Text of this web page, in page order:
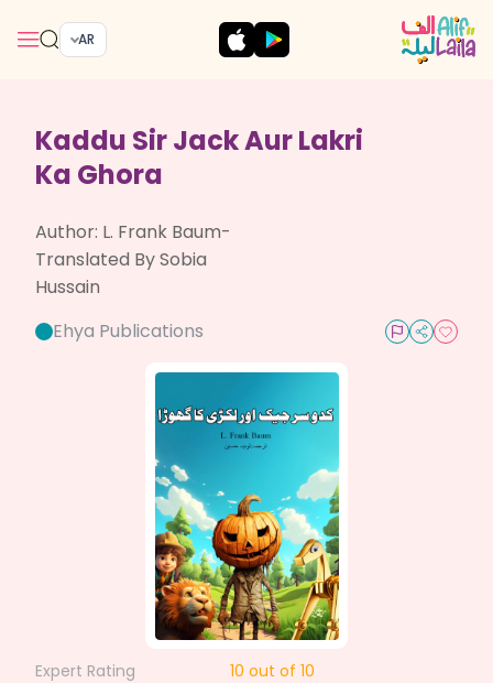
AR
Kaddu Sir Jack Aur Lakri
Ka Ghora
Author: L. Frank Baum-
Translated By Sobia
Hussain
Ehya Publications
Expert Rating 10 out of 10